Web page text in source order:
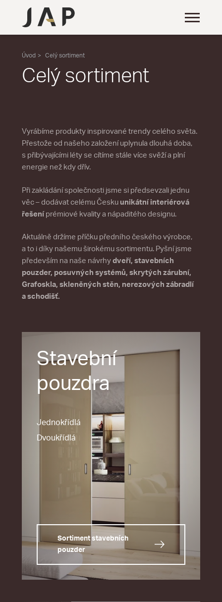
Úvod Celý sortiment
Celý sortiment
Vyrábíme produkty inspirované trendy celého světa.
Přestože od našeho založení uplynula dlouhá doba,
s přibývajícími léty se cítíme stále více svěží a plní
energie než kdy dřív.
Při zakládání společnosti jsme si předsevzali jednu
věc – dodávat celému Česku unikátní interiérová
řešeníprémiové kvality a nápaditého designu.
Aktuálně držíme příčku předního českého výrobce,
a to i díky našemu širokému sortimentu. Pyšní jsme
především na naše návrhy dveří, stavebních
pouzder, posuvných systémů, skrytých zárubní,
Grafoskla, skleněných stěn, nerezových zábradlí
a schodišť.
Stavební
pouzdra
Jednokřídlá
Dvoukřídlá
Sortiment stavebních
pouzder